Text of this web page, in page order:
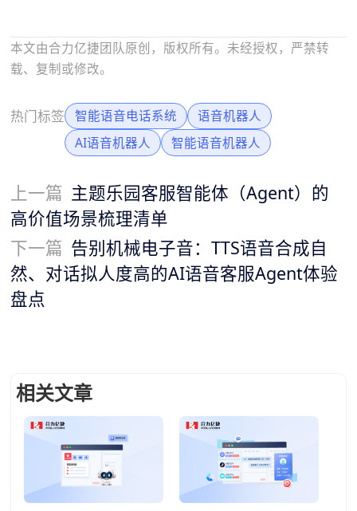
本文由合力亿捷团队原创，版权所有。未经授权，严禁转
载、复制或修改。
热门标签 智能语音电话系统
语音机器人
AI语音机器人
智能语音机器人
上一篇 主题乐园客服智能体（Agent）的
高价值场景梳理清单
下一篇 告别机械电子音：TTS语音合成自
然、对话拟人度高的AI语音客服Agent体验
盘点
相关文章